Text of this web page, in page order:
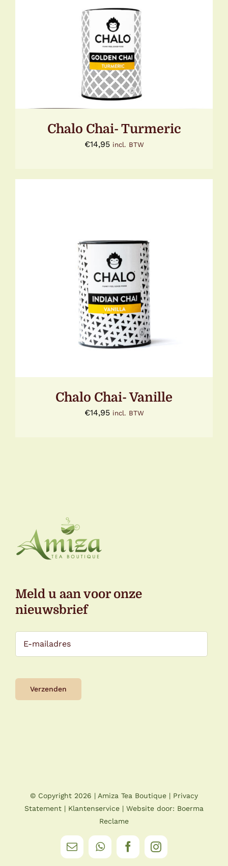
DETAILS
Chalo Chai- Turmeric
€14,95 incl. BTW
TOEVOEGEN AAN WINKELWAGEN
DETAILS
Chalo Chai- Vanille
€14,95 incl. BTW
Meld u aan voor onze
nieuwsbrief
© Copyright 2026 | Amiza Tea Boutique | Privacy
Statement | Klantenservice | Website door: Boerma
Reclame
E-
WhatsAppFacebookInstagram